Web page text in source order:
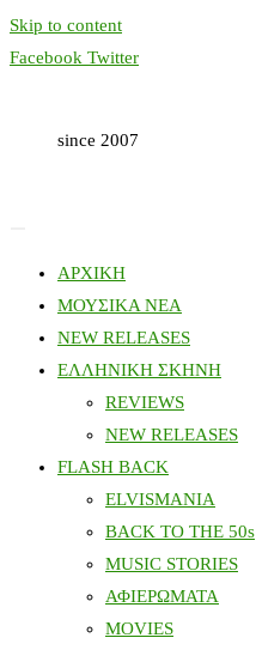
Skip to content
Facebook Twitter
since 2007
ΑΡΧΙΚΗ
ΜΟΥΣΙΚΑ ΝΕΑ
NEW RELEASES
ΕΛΛΗΝΙΚΗ ΣΚΗΝΗ
REVIEWS
NEW RELEASES
FLASH BACK
ELVISMANIA
BACK TO THE 50s
MUSIC STORIES
ΑΦΙΕΡΩΜΑΤΑ
MOVIES